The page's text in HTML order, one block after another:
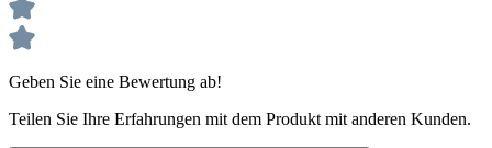
Geben Sie eine Bewertung ab!
Teilen Sie Ihre Erfahrungen mit dem Produkt mit anderen Kunden.